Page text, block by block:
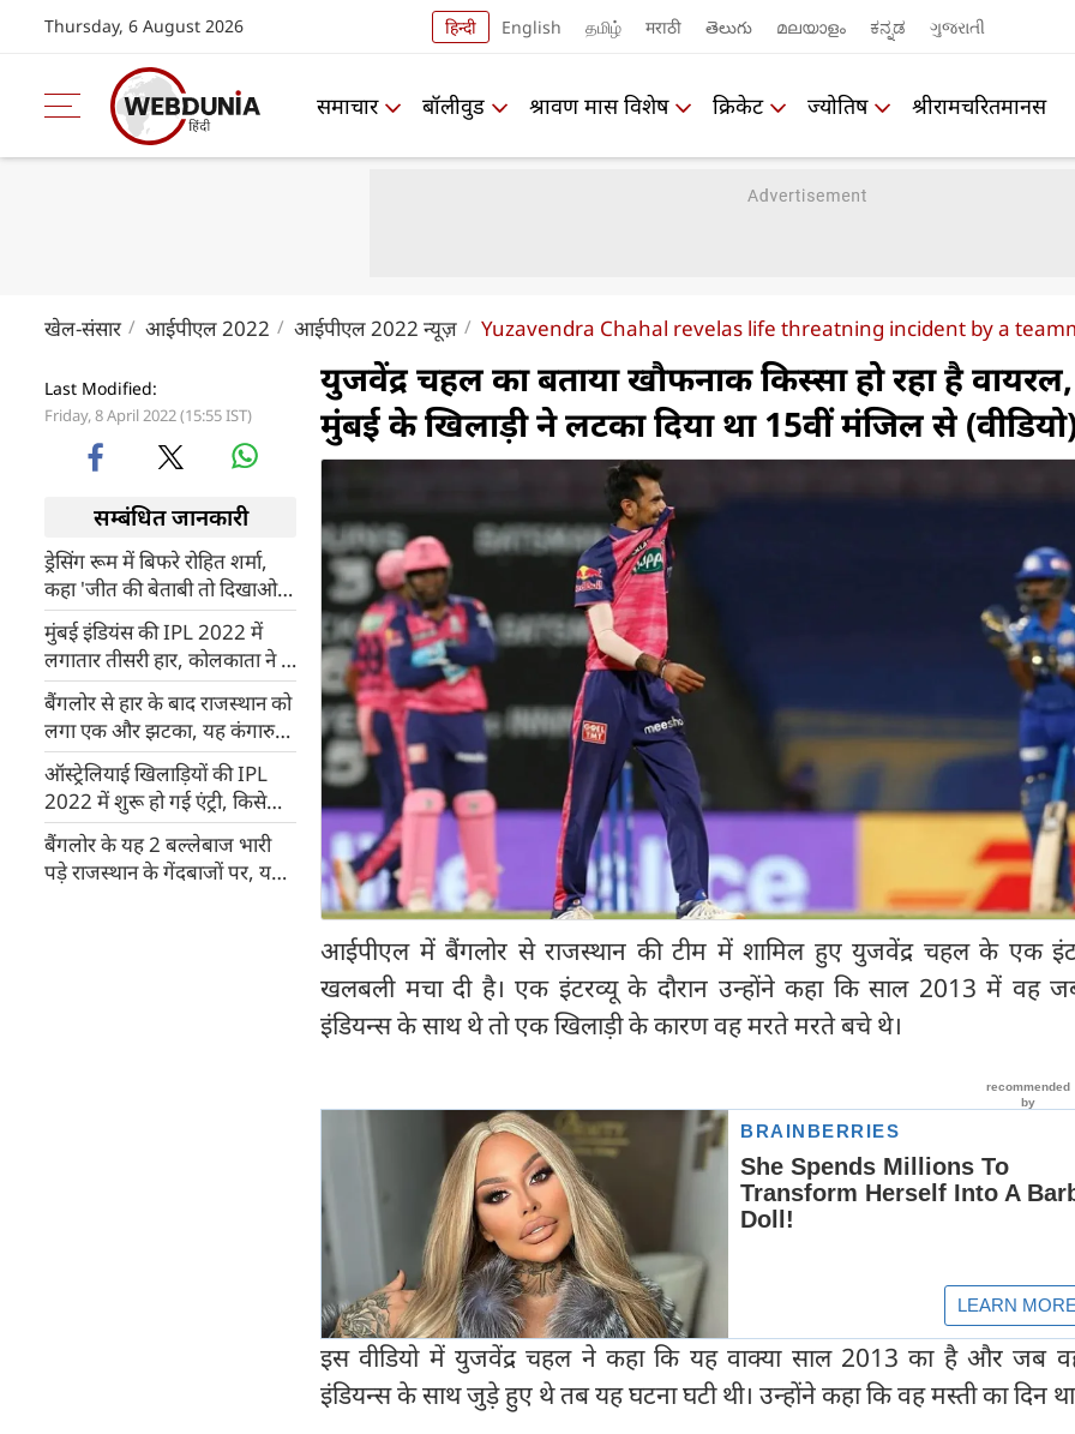
Thursday, 6 August 2026 हिन्दी English தமிழ் मराठी తెలుగు മലയാളം ಕನ್ನಡ ગુજરાતી
समाचार बॉलीवुड श्रावण मास विशेष क्रिकेट ज्योतिष श्रीरामचरितमानस
खेल-संसार आईपीएल 2022 आईपीएल 2022 न्यूज़ Yuzavendra Chahal revelas life threatning incident by a
Last Modified:
Friday, 8 April 2022 (15:55 IST)
सम्बंधित जानकारी
ड्रेसिंग रूम में बिफरे रोहित शर्मा,
कहा 'जीत की बेताबी तो दिखाओ'
(वीडियो)
मुंबई इंडियंस की IPL 2022 में
लगातार तीसरी हार, कोलकाता ने 5
विकेटों से हराया
बैंगलोर से हार के बाद राजस्थान को
लगा एक और झटका, यह कंगारु
गेंदबाज चोटिल होकर हुआ IPL से
बाहर
ऑस्ट्रेलियाई खिलाड़ियों की IPL
2022 में शुरू हो गई एंट्री, किसे
बाहर करेंगे कप्तान?
बैंगलोर के यह 2 बल्लेबाज भारी
पड़े राजस्थान के गेंदबाजों पर, यह
युजवेंद्र चहल का बताया खौफनाक किस्सा हो रहा है वायरल,
मुंबई के खिलाड़ी ने लटका दिया था 15वीं मंजिल से
आईपीएल में बैंगलोर से राजस्थान की टीम में शामिल हुए युजवेंद्र चहल के एक
खलबली मचा दी है। एक इंटरव्यू के दौरान उन्होंने कहा कि साल 2013 में वह
इंडियन्स के साथ थे तो एक खिलाड़ी के कारण वह मरते मरते बचे थे।
इस वीडियो में युजवेंद्र चहल ने कहा कि यह वाक्या साल 2013 का है और जब
इंडियन्स के साथ जुड़े हुए थे तब यह घटना घटी थी। उन्होंने कहा कि वह मस्ती का दिन